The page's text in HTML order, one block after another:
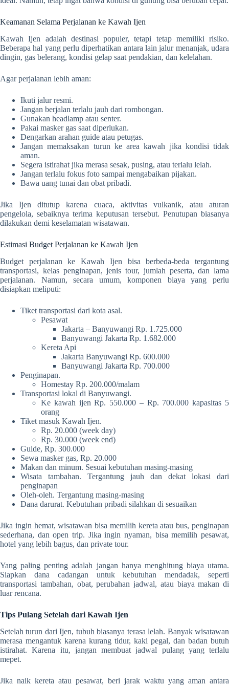
Keamanan Selama Perjalanan ke Kawah Ijen
Kawah Ijen adalah destinasi populer, tetapi tetap memiliki risiko.
Beberapa hal yang perlu diperhatikan antara lain jalur menanjak, udara
dingin, gas belerang, kondisi gelap saat pendakian, dan kelelahan.
Agar perjalanan lebih aman:
Ikuti jalur resmi.
Jangan berjalan terlalu jauh dari rombongan.
Gunakan headlamp atau senter.
Pakai masker gas saat diperlukan.
Dengarkan arahan guide atau petugas.
Jangan memaksakan turun ke area kawah jika kondisi tidak
aman.
Segera istirahat jika merasa sesak, pusing, atau terlalu lelah.
Jangan terlalu fokus foto sampai mengabaikan pijakan.
Bawa uang tunai dan obat pribadi.
Jika Ijen ditutup karena cuaca, aktivitas vulkanik, atau aturan
pengelola, sebaiknya terima keputusan tersebut. Penutupan biasanya
dilakukan demi keselamatan wisatawan.
Estimasi Budget Perjalanan ke Kawah Ijen
Budget perjalanan ke Kawah Ijen bisa berbeda-beda tergantung
transportasi, kelas penginapan, jenis tour, jumlah peserta, dan lama
perjalanan. Namun, secara umum, komponen biaya yang perlu
disiapkan meliputi:
Tiket transportasi dari kota asal.
Pesawat
Jakarta – Banyuwangi Rp. 1.725.000
Banyuwangi Jakarta Rp. 1.682.000
Kereta Api
Jakarta Banyuwangi Rp. 600.000
Banyuwangi Jakarta Rp. 700.000
Penginapan.
Homestay Rp. 200.000/malam
Transportasi lokal di Banyuwangi.
Ke kawah ijen Rp. 550.000 – Rp. 700.000 kapasitas 5
orang
Tiket masuk Kawah Ijen.
Rp. 20.000 (week day)
Rp. 30.000 (week end)
Guide, Rp. 300.000
Sewa masker gas, Rp. 20.000
Makan dan minum. Sesuai kebutuhan masing-masing
Wisata tambahan. Tergantung jauh dan dekat lokasi dari
penginapan
Oleh-oleh. Tergantung masing-masing
Dana darurat. Kebutuhan pribadi silahkan di sesuaikan
Jika ingin hemat, wisatawan bisa memilih kereta atau bus, penginapan
sederhana, dan open trip. Jika ingin nyaman, bisa memilih pesawat,
hotel yang lebih bagus, dan private tour.
Yang paling penting adalah jangan hanya menghitung biaya utama.
Siapkan dana cadangan untuk kebutuhan mendadak, seperti
transportasi tambahan, obat, perubahan jadwal, atau biaya makan di
luar rencana.
Tips Pulang Setelah dari Kawah Ijen
Setelah turun dari Ijen, tubuh biasanya terasa lelah. Banyak wisatawan
merasa mengantuk karena kurang tidur, kaki pegal, dan badan butuh
istirahat. Karena itu, jangan membuat jadwal pulang yang terlalu
mepet.
Jika naik kereta atau pesawat, beri jarak waktu yang aman antara